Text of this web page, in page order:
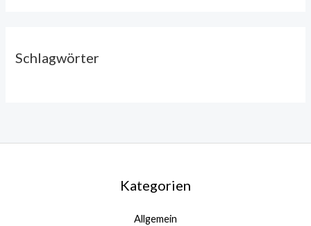
Schlagwörter
Kategorien
Allgemein